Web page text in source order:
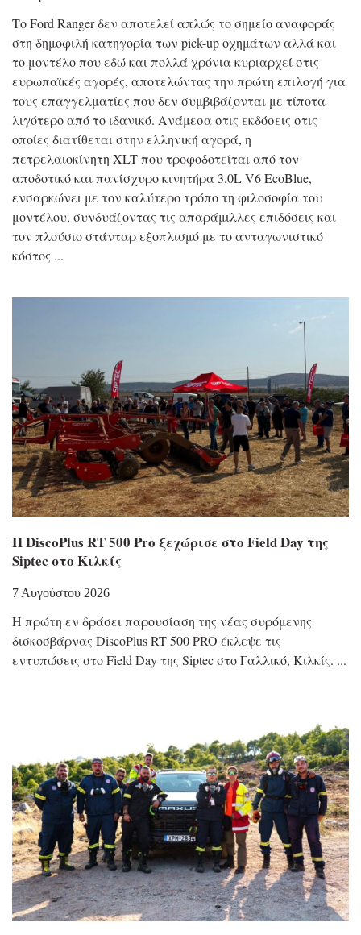
Το Ford Ranger δεν αποτελεί απλώς το σημείο αναφοράς
στη δημοφιλή κατηγορία των pick-up οχημάτων αλλά και
το μοντέλο που εδώ και πολλά χρόνια κυριαρχεί στις
ευρωπαϊκές αγορές, αποτελώντας την πρώτη επιλογή για
τους επαγγελματίες που δεν συμβιβάζονται με τίποτα
λιγότερο από το ιδανικό. Ανάμεσα στις εκδόσεις στις
οποίες διατίθεται στην ελληνική αγορά, η
πετρελαιοκίνητη XLT που τροφοδοτείται από τον
αποδοτικό και πανίσχυρο κινητήρα 3.0L V6 EcoBlue,
ενσαρκώνει με τον καλύτερο τρόπο τη φιλοσοφία του
μοντέλου, συνδυάζοντας τις απαράμιλλες επιδόσεις και
τον πλούσιο στάνταρ εξοπλισμό με το ανταγωνιστικό
κόστος
Η DiscoPlus RT 500 Pro ξεχώρισε στο Field Day της
Siptec στο Κιλκίς
7 Αυγούστου 2026
Η πρώτη εν δράσει παρουσίαση της νέας συρόμενης
δισκοσβάρνας DiscoPlus RT 500 PRO έκλεψε τις
εντυπώσεις στο Field Day της Siptec στο Γαλλικό, Κιλκίς.